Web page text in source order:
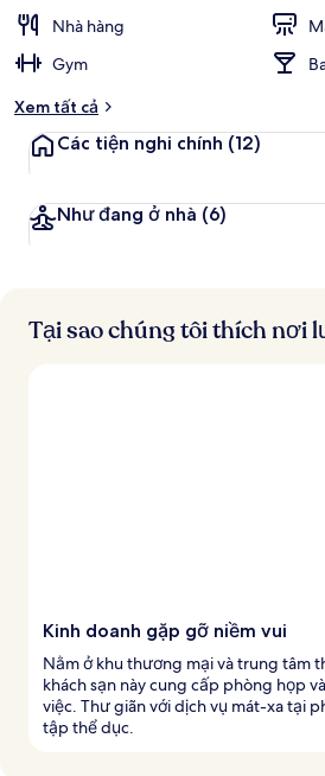
c
n
o
Nhà hàng
Gym
Xem tất cả
Các tiện nghi chính (12)
Như đang ở nhà (6)
Tại sao chúng tôi thích nơi
Kinh doanh gặp gỡ niềm vui
Nằm ở khu thương mại và trung tâm
khách sạn này cung cấp phòng họp
việc. Thư giãn với dịch vụ mát-xa tại
tập thể dục.